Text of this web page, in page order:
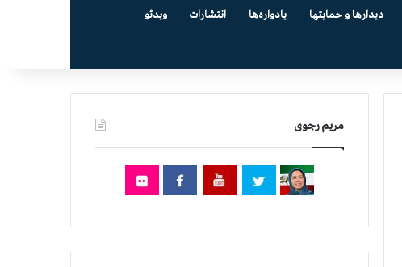
دیدارها و حمایتها یادواره‌ها انتشارات ویدئو
مریم رجوی